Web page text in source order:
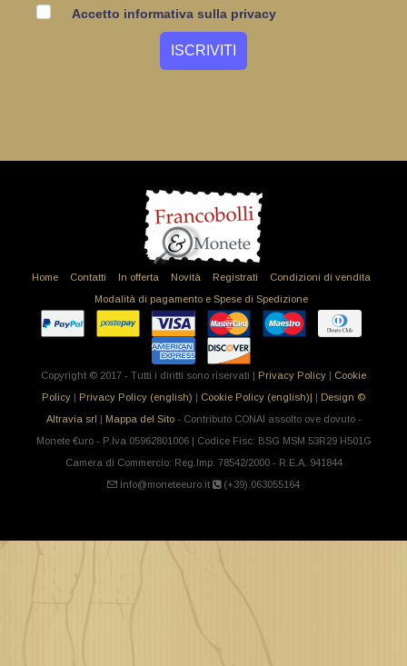
Accetto informativa sulla privacy
Home Contatti In offerta Novità Registrati
Condizioni di vendita
Modalità di pagamento e Spese di Spedizione
Copyright © 2017 - Tutti i diritti sono riservati | Privacy Policy
Cookie
Policy
Privacy Policy (english) Cookie Policy (english)|
Design ©
Altravia srl
Mappa del Sito- Contributo CONAI assolto ove dovuto -
Monete €uro - P.Iva 05962801006 | Codice Fisc: BSG MSM 53R29 H501G
Camera di Commercio: Reg.Imp. 78542/2000 - R.E.A. 941844
info@moneteeuro.it
(+39).063055164